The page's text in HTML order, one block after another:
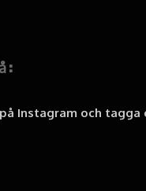
Instagram och tagga